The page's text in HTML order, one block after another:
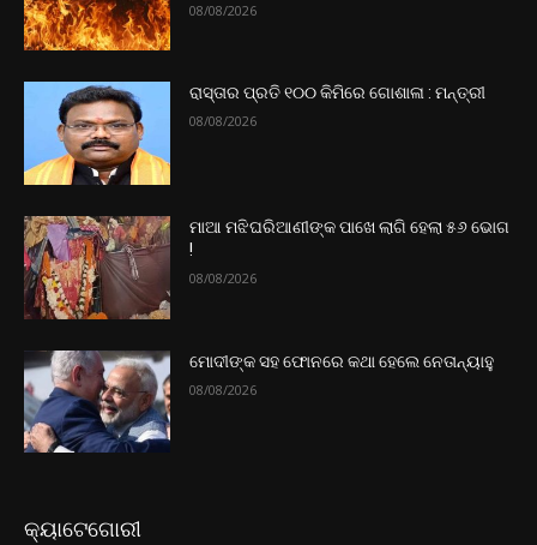
08/08/2026
ରାସ୍ତାର ପ୍ରତି ୧୦୦ କିମିରେ ଗୋଶାଳା : ମନ୍ତ୍ରୀ
08/08/2026
ମାଆ ମଝିଘରିଆଣୀଙ୍କ ପାଖେ ଲାଗି ହେଲା ୫୬ ଭୋଗ
!
08/08/2026
ମୋଦୀଙ୍କ ସହ ଫୋନରେ କଥା ହେଲେ ନେତାନ୍ୟାହୁ
08/08/2026
କ୍ୟାଟେଗୋରୀ